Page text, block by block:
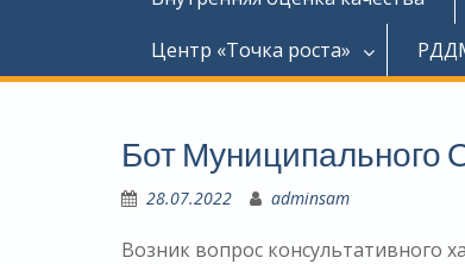
Центр «Точка роста»
Бот Муниципального
28.07.2022 adminsam
Возник вопрос консультативного